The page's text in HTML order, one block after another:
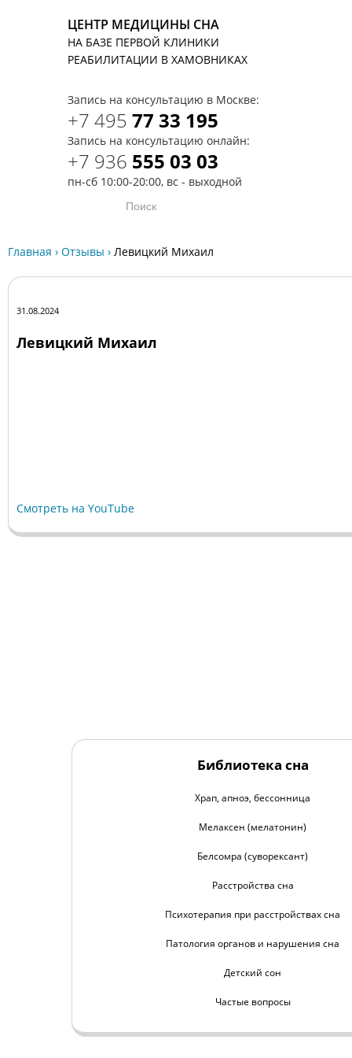
ЦЕНТР МЕДИЦИНЫ СНА
НА БАЗЕ ПЕРВОЙ КЛИНИКИ
РЕАБИЛИТАЦИИ В ХАМОВНИКАХ
Запись на консультацию в Москве:
+7 495 77 33 195
Запись на консультацию онлайн:
+7 936 555 03 03
пн-сб 10:00-20:00, вс - выходной
Главная › Отзывы › Левицкий Михаил
31.08.2024
Левицкий Михаил
Смотреть на YouTube
Библиотека сна
Храп, апноэ, бессонница
Мелаксен (мелатонин)
Белсомра (суворексант)
Расстройства сна
Психотерапия при расстройствах сна
Патология органов и нарушения сна
Детский сон
Частые вопросы